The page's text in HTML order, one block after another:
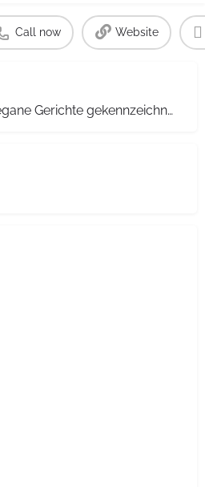
Call now Website
Vegetarische und Vegane Gerichte gekennzeichnet